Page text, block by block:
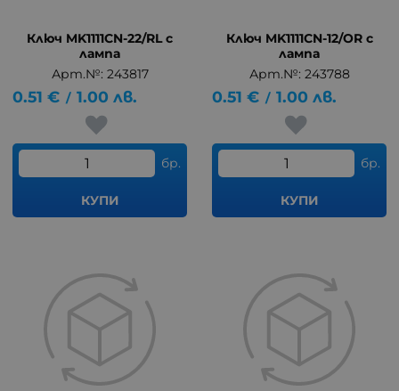
Ключ MK1111CN-22/RL с
лампа
Арт.№: 243817
0.51 € / 1.00 лв.
бр.
КУПИ
Ключ MK1111CN-12/OR с
лампа
Арт.№: 243788
0.51 € / 1.00 лв.
бр.
КУПИ